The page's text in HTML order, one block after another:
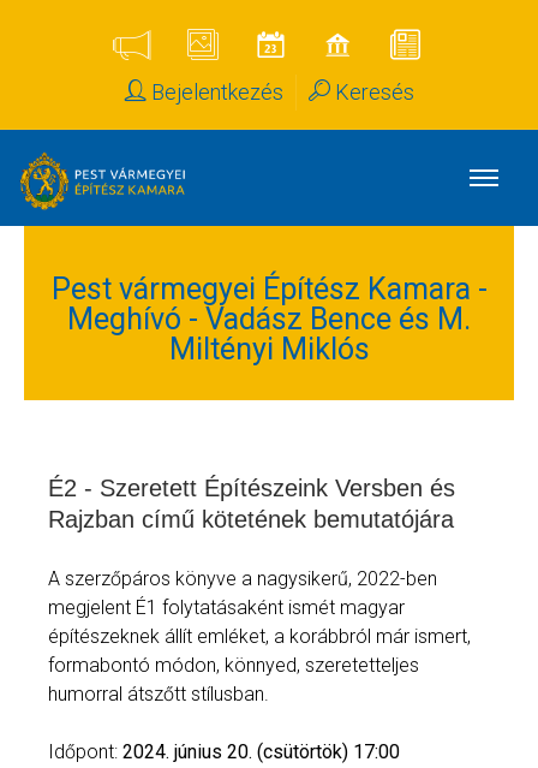
Bejelentkezés Keresés
Pest vármegyei Építész Kamara -
Meghívó - Vadász Bence és M.
Miltényi Miklós
É2 - Szeretett Építészeink Versben és
Rajzban című kötetének bemutatójára
A szerzőpáros könyve a nagysikerű, 2022-ben
megjelent É1 folytatásaként ismét magyar
építészeknek állít emléket, a korábbról már ismert,
formabontó módon, könnyed, szeretetteljes
humorral átszőtt stílusban.
Időpont: 2024. június 20. (csütörtök) 17:00